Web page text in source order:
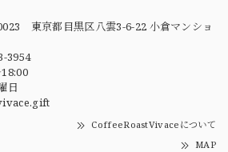
東京都目黒区八雲3-6-22 小倉マンショ
3954
日
CoffeeRoastVivaceについて
MAP